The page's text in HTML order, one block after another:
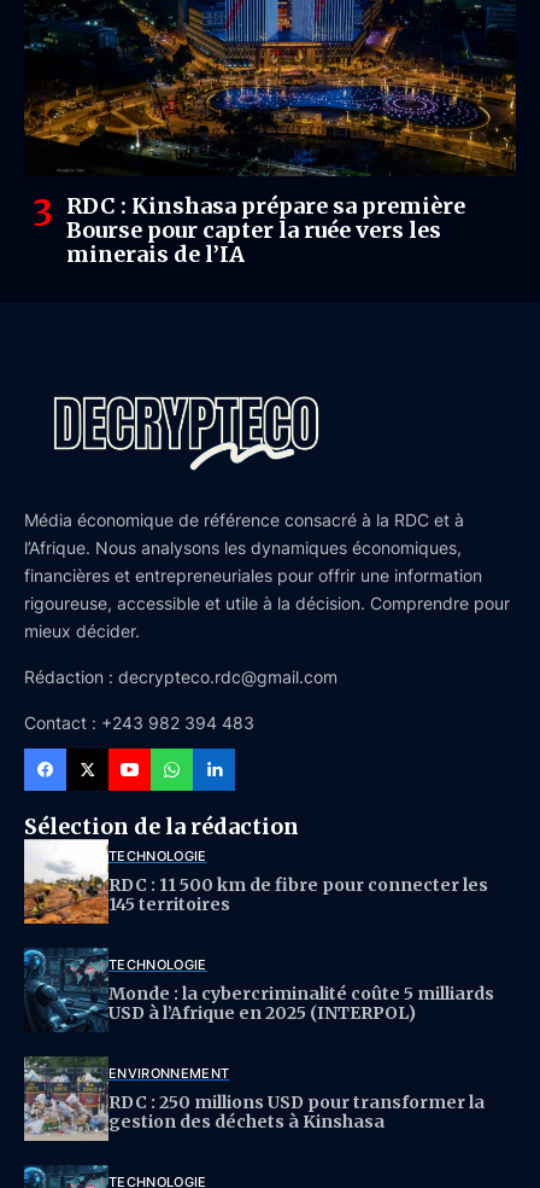
RDC : Kinshasa prépare sa première
Bourse pour capter la ruée vers les
minerais de l’IA
Média économique de référence consacré à la RDC et à
l’Afrique. Nous analysons les dynamiques économiques,
financières et entrepreneuriales pour offrir une information
rigoureuse, accessible et utile à la décision. Comprendre pour
mieux décider.
Rédaction : decrypteco.rdc@gmail.com
Contact : +243 982 394 483
Sélection de la rédaction
TECHNOLOGIE
RDC : 11 500 km de fibre pour connecter les
145 territoires
TECHNOLOGIE
Monde : la cybercriminalité coûte 5 milliards
USD à l’Afrique en 2025 (INTERPOL)
ENVIRONNEMENT
RDC : 250 millions USD pour transformer la
gestion des déchets à Kinshasa
TECHNOLOGIE